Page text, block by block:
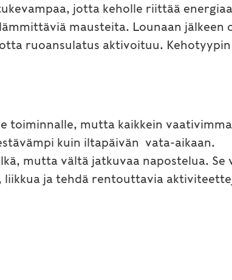
jotta keholle riittää
mausteita. Lounaan jälkeen
ruoansulatus aktivoituu.
toiminnalle, mutta kaikkein
kuin iltapäivän vata-aikaan.
mutta vältä jatkuvaa napostelua.
liikkua ja tehdä rentouttavia